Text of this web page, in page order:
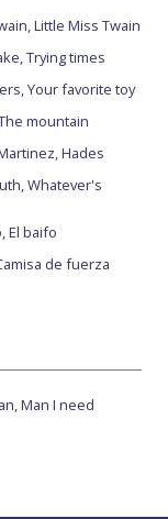
Little Miss Twain
Trying times
Your favorite toy
mountain
Hades
Whatever's
El baifo
de fuerza
Man I need